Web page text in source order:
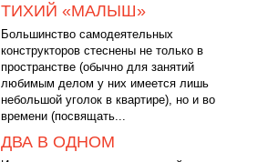
ТИХИЙ «МАЛЫШ»
Большинство самодеятельных
конструкторов стеснены не только в
пространстве (обычно для занятий
любимым делом у них имеется лишь
небольшой уголок в квартире), но и во
времени (посвящать...
ДВА В ОДНОМ